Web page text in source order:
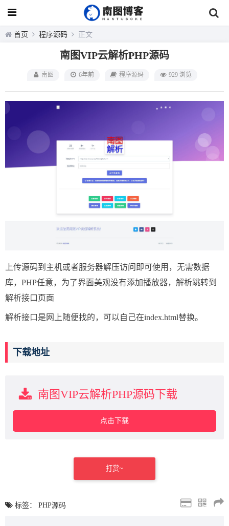
首页 程序源码 正文
南图VIP云解析PHP源码
南图 6年前 程序源码 929 浏览
上传源码到主机或者服务器解压访问即可使用，无需数据
库，PHP任意，为了界面美观没有添加播放器，解析跳转到
解析接口页面
解析接口是网上随便找的，可以自己在index.html替换。
下载地址
南图VIP云解析PHP源码下载
点击下载
打赏~
标签： PHP源码